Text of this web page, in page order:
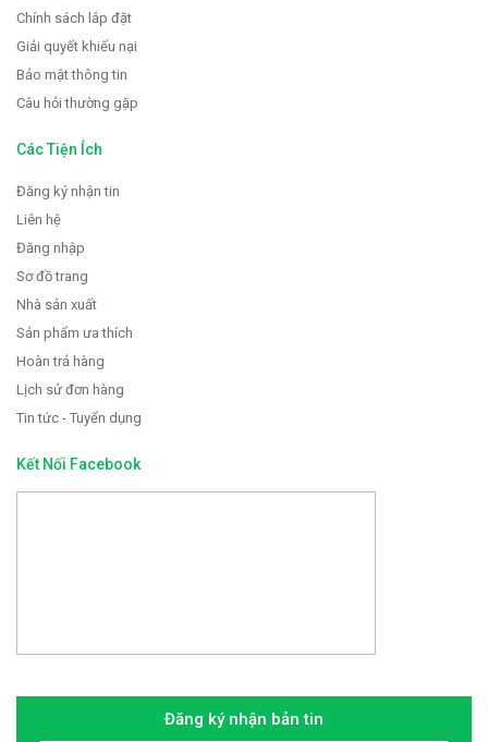
Chính sách lắp đặt
Giải quyết khiếu nại
Bảo mật thông tin
Câu hỏi thường gặp
Các Tiện Ích
Đăng ký nhận tin
Liên hệ
Đăng nhập
Sơ đồ trang
Nhà sản xuất
Sản phẩm ưa thích
Hoàn trả hàng
Lịch sử đơn hàng
Tin tức - Tuyển dụng
Kết Nối Facebook
Đăng ký nhận bản tin